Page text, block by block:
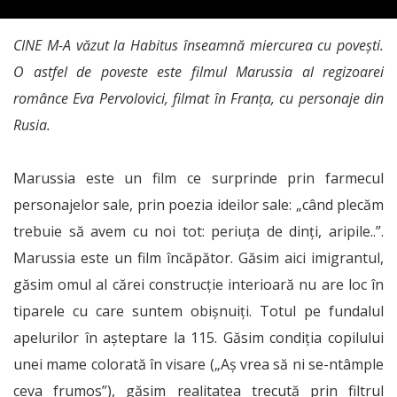
CINE M-A văzut la Habitus înseamnă miercurea cu povești.
O astfel de poveste este filmul Marussia al regizoarei
românce Eva Pervolovici, filmat în Franța, cu personaje din
Rusia.
Marussia este un film ce surprinde prin farmecul
personajelor sale, prin poezia ideilor sale: „când plecăm
trebuie să avem cu noi tot: periuța de dinți, aripile..”.
Marussia este un film încăpător. Găsim aici imigrantul,
găsim omul al cărei construcție interioară nu are loc în
tiparele cu care suntem obișnuiți. Totul pe fundalul
apelurilor în așteptare la 115. Găsim condiția copilului
unei mame colorată în visare („Aș vrea să ni se-ntâmple
ceva frumos”), găsim realitatea trecută prin filtrul